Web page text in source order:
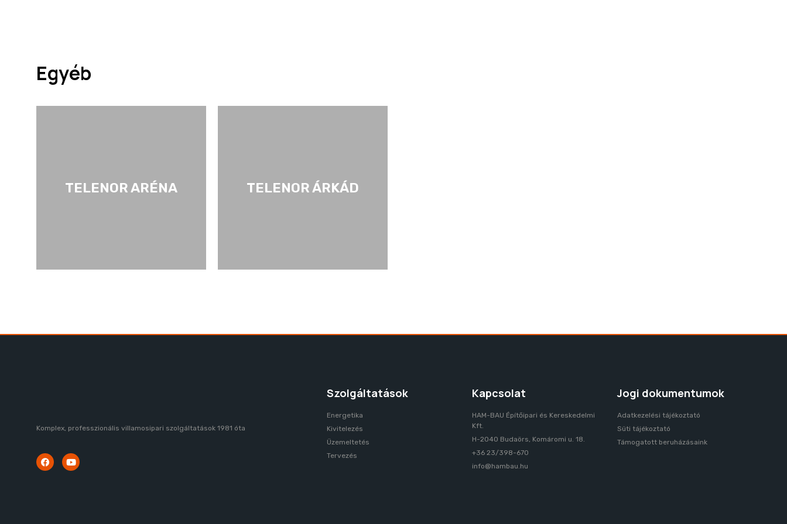
Egyéb
TELENOR ARÉNA TELENOR ÁRKÁD
Komplex, professzionális villamosipari szolgáltatások 1981 óta
Szolgáltatások
Energetika
Kivitelezés
Üzemeltetés
Tervezés
Kapcsolat
HAM-BAU Építőipari és Kereskedelmi
Kft.
H-2040 Budaörs, Komáromi u. 18.
+36 23/398-670
info@hambau.hu
Jogi dokumentumok
Adatkezelési tájékoztató
Süti tájékoztató
Támogatott beruházásaink